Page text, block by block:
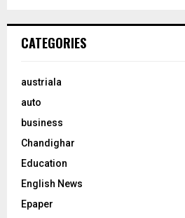
CATEGORIES
austriala
auto
business
Chandighar
Education
English News
Epaper